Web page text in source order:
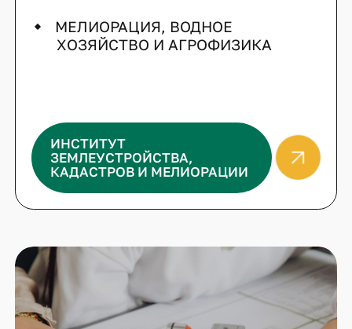
МЕЛИОРАЦИЯ, ВОДНОЕ
ХОЗЯЙСТВО И АГРОФИЗИКА
ИНСТИТУТ
ЗЕМЛЕУСТРОЙСТВА,
КАДАСТРОВ И МЕЛИОРАЦИИ